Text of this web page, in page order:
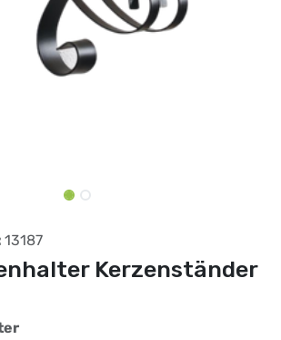
13187
Kerzenständer